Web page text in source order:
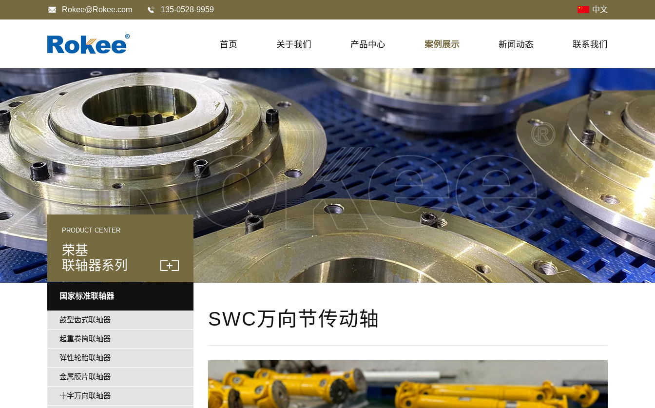
Rokee@Rokee.com 135-0528-9959 中文
首页 关于我们 产品中心 案例展示 新闻动态 联系我们
SWC万向节传动轴
PRODUCT CENTER
荣基
联轴器系列
国家标准联轴器
鼓型齿式联轴器
起重卷筒联轴器
弹性轮胎联轴器
金属膜片联轴器
十字万向联轴器